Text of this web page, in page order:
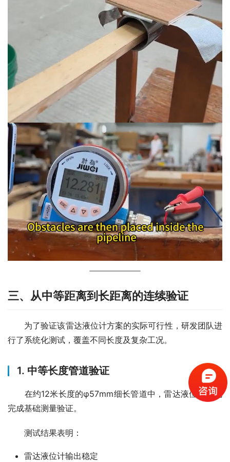
三、从中等距离到长距离的连续验证
为了验证该雷达液位计方案的实际可行性，研发团队进
行了系统化测试，覆盖不同长度及复杂工况。
1. 中等长度管道验证
在约12米长度的φ57mm细长管道中，雷达液位计首先
完成基础测量验证。
测试结果表明：
雷达液位计输出稳定